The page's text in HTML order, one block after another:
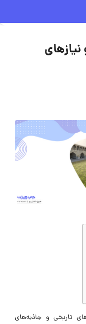
تاریخی و جاذبه‌های